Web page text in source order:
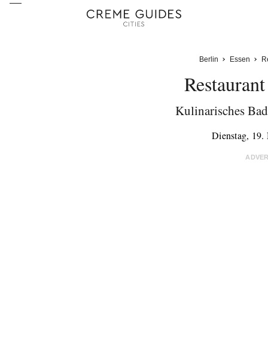
Berlin Essen
Kulinarisches
Dienstag, 19.